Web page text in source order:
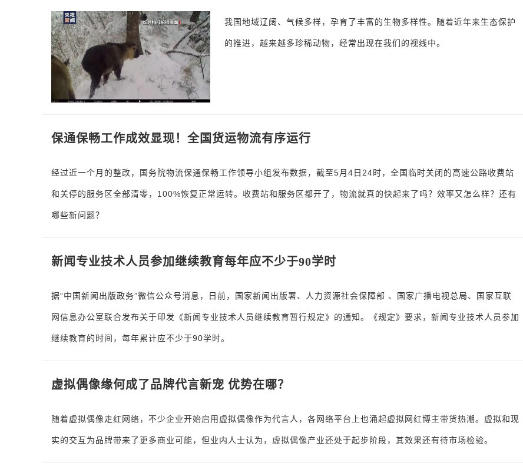
我国地域辽阔、气候多样，孕育了丰富的生物多样性。随着近年来生态保护
的推进，越来越多珍稀动物，经常出现在我们的视线中。
保通保畅工作成效显现！全国货运物流有序运行
经过近一个月的整改，国务院物流保通保畅工作领导小组发布数据，截至5月4日24时，全国临时关闭的高速公路收费站
和关停的服务区全部清零，100%恢复正常运转。收费站和服务区都开了，物流就真的快起来了吗？效率又怎么样？还有
哪些新问题？
新闻专业技术人员参加继续教育每年应不少于90学时
据“中国新闻出版政务”微信公众号消息，日前，国家新闻出版署、人力资源社会保障部 、国家广播电视总局、国家互联
网信息办公室联合发布关于印发《新闻专业技术人员继续教育暂行规定》的通知。《规定》要求，新闻专业技术人员参加
继续教育的时间，每年累计应不少于90学时。
虚拟偶像缘何成了品牌代言新宠 优势在哪？
随着虚拟偶像走红网络，不少企业开始启用虚拟偶像作为代言人，各网络平台上也涌起虚拟网红博主带货热潮。虚拟和现
实的交互为品牌带来了更多商业可能，但业内人士认为，虚拟偶像产业还处于起步阶段，其效果还有待市场检验。